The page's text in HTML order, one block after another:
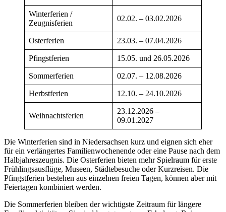
Winterferien /
Zeugnisferien
02.02. – 03.02.2026
Osterferien 23.03. – 07.04.2026
Pfingstferien 15.05. und 26.05.2026
Sommerferien 02.07. – 12.08.2026
Herbstferien 12.10. – 24.10.2026
Weihnachtsferien
23.12.2026 –
09.01.2027
Die Winterferien sind in Niedersachsen kurz und eignen sich eher
für ein verlängertes Familienwochenende oder eine Pause nach dem
Halbjahreszeugnis. Die Osterferien bieten mehr Spielraum für erste
Frühlingsausflüge, Museen, Städtebesuche oder Kurzreisen. Die
Pfingstferien bestehen aus einzelnen freien Tagen, können aber mit
Feiertagen kombiniert werden.
Die Sommerferien bleiben der wichtigste Zeitraum für längere